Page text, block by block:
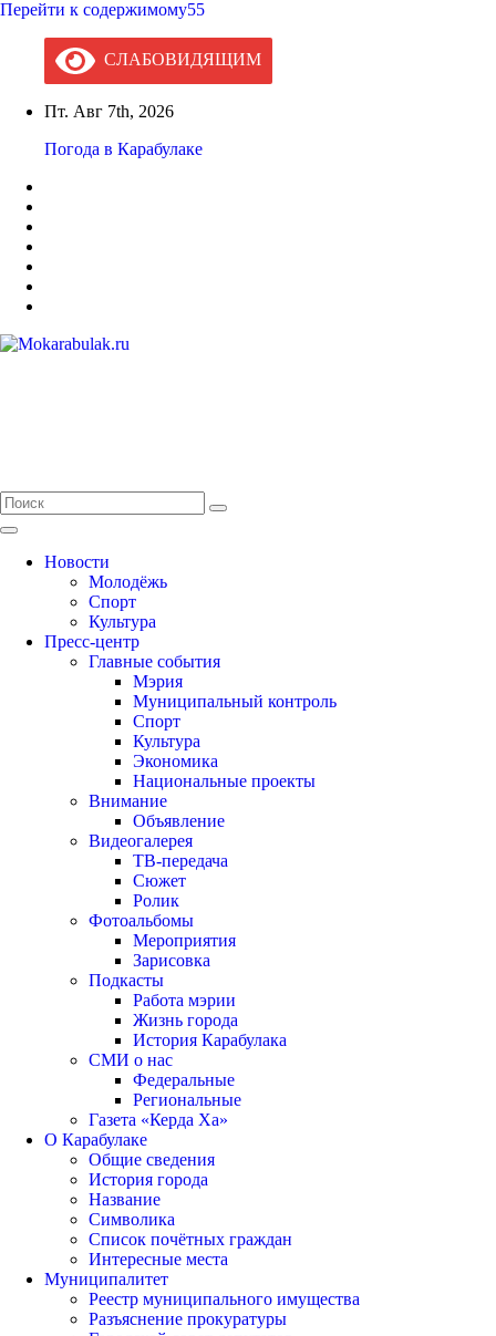
Перейти к содержимому55
СЛАБОВИДЯЩИМ
Пт. Авг 7th, 2026
Погода в Карабулаке
Новости
Молодёжь
Спорт
Культура
Пресс-центр
Главные события
Мэрия
Муниципальный контроль
Спорт
Культура
Экономика
Национальные проекты
Внимание
Объявление
Видеогалерея
ТВ-передача
Сюжет
Ролик
Фотоальбомы
Мероприятия
Зарисовка
Подкасты
Работа мэрии
Жизнь города
История Карабулака
СМИ о нас
Федеральные
Региональные
Газета «Керда Ха»
О Карабулаке
Общие сведения
История города
Название
Символика
Список почётных граждан
Интересные места
Муниципалитет
Реестр муниципального имущества
Разъяснение прокуратуры